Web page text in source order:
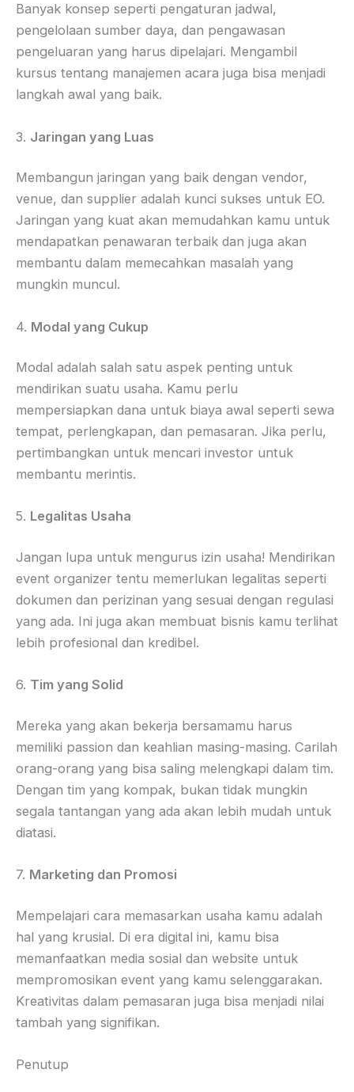
Banyak konsep seperti pengaturan jadwal,
pengelolaan sumber daya, dan pengawasan
pengeluaran yang harus dipelajari. Mengambil
kursus tentang manajemen acara juga bisa menjadi
langkah awal yang baik.
3. Jaringan yang Luas
Membangun jaringan yang baik dengan vendor,
venue, dan supplier adalah kunci sukses untuk EO.
Jaringan yang kuat akan memudahkan kamu untuk
mendapatkan penawaran terbaik dan juga akan
membantu dalam memecahkan masalah yang
mungkin muncul.
4. Modal yang Cukup
Modal adalah salah satu aspek penting untuk
mendirikan suatu usaha. Kamu perlu
mempersiapkan dana untuk biaya awal seperti sewa
tempat, perlengkapan, dan pemasaran. Jika perlu,
pertimbangkan untuk mencari investor untuk
membantu merintis.
5. Legalitas Usaha
Jangan lupa untuk mengurus izin usaha! Mendirikan
event organizer tentu memerlukan legalitas seperti
dokumen dan perizinan yang sesuai dengan regulasi
yang ada. Ini juga akan membuat bisnis kamu terlihat
lebih profesional dan kredibel.
6. Tim yang Solid
Mereka yang akan bekerja bersamamu harus
memiliki passion dan keahlian masing-masing. Carilah
orang-orang yang bisa saling melengkapi dalam tim.
Dengan tim yang kompak, bukan tidak mungkin
segala tantangan yang ada akan lebih mudah untuk
diatasi.
7. Marketing dan Promosi
Mempelajari cara memasarkan usaha kamu adalah
hal yang krusial. Di era digital ini, kamu bisa
memanfaatkan media sosial dan website untuk
mempromosikan event yang kamu selenggarakan.
Kreativitas dalam pemasaran juga bisa menjadi nilai
tambah yang signifikan.
Penutup